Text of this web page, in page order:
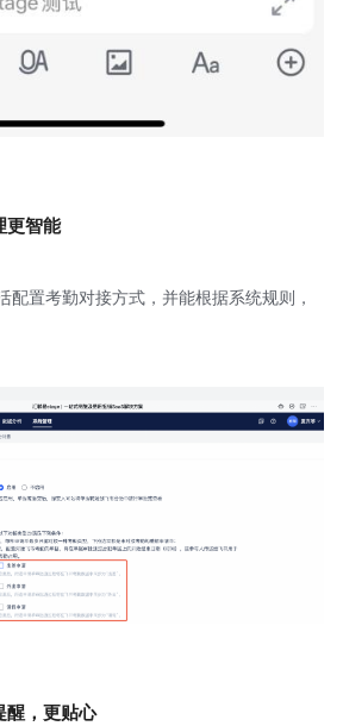
智能
配置考勤对接方式，并能根据系统规则，
，更贴心